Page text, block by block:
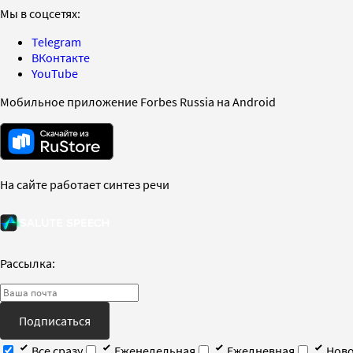
Мы в соцсетях:
Telegram
ВКонтакте
YouTube
Мобильное приложение Forbes Russia на Android
На сайте работает синтез речи
Рассылка:
Подписаться